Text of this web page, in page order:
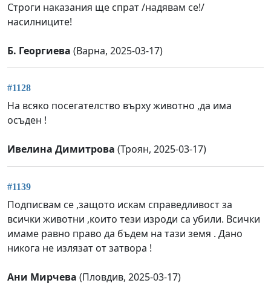
Строги наказания ще спрат /надявам се!/
насилниците!
Б. Георгиева (Варна, 2025-03-17)
#1128
На всяко посегателство върху животно ,да има
осъден !
Ивелина Димитрова (Троян, 2025-03-17)
#1139
Подписвам се ,защото искам справедливост за
всички животни ,които тези изроди са убили. Всички
имаме равно право да бъдем на тази земя . Дано
никога не излязат от затвора !
Ани Мирчева (Пловдив, 2025-03-17)